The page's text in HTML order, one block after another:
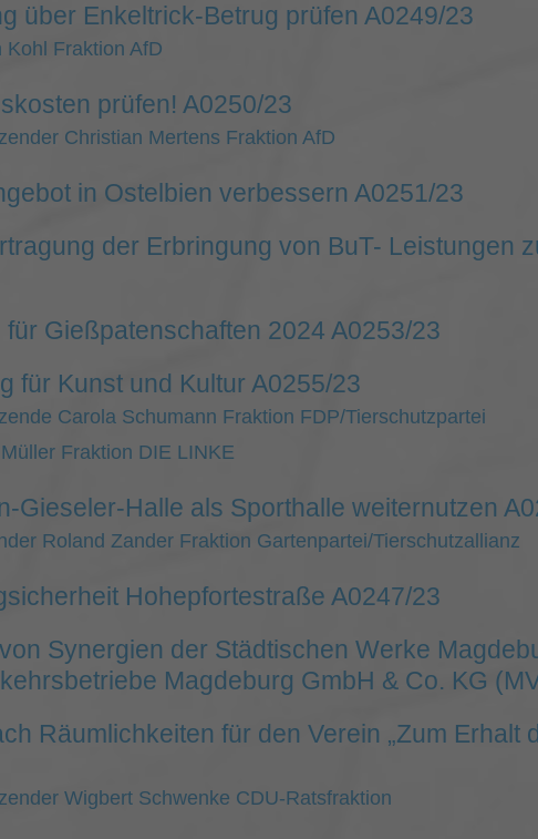
über Enkeltrick-Betrug prüfen A0249/23
Kohl Fraktion AfD
prüfen! A0250/23
Christian Mertens Fraktion AfD
in Ostelbien verbessern A0251/23
der Erbringung von BuT- Leistungen
Gießpatenschaften 2024 A0253/23
für Kunst und Kultur A0255/23
Carola Schumann Fraktion FDP/Tierschutzpartei
Fraktion DIE LINKE
Gieseler-Halle als Sporthalle weiternutzen
Roland Zander Fraktion Gartenpartei/Tierschutzallianz
Hohepfortestraße A0247/23
Synergien der Städtischen Werke
Magdeburg GmbH & Co. KG
Räumlichkeiten für den Verein „Zum Erhalt
Wigbert Schwenke CDU-Ratsfraktion